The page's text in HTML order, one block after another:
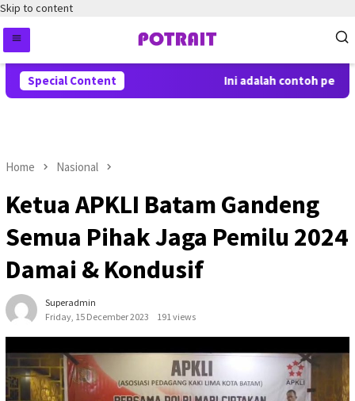
Skip to content
Special Content Ini adalah contoh
Home Nasional
Ketua APKLI Batam Gandeng
Semua Pihak Jaga Pemilu 2024
Damai & Kondusif
Superadmin
Friday, 15 December 2023
191 views